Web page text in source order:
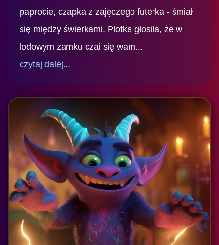
paprocie, czapka z zajęczego futerka - śmiał
się między świerkami. Plotka głosiła, że w
lodowym zamku czai się wam...
czytaj dalej...